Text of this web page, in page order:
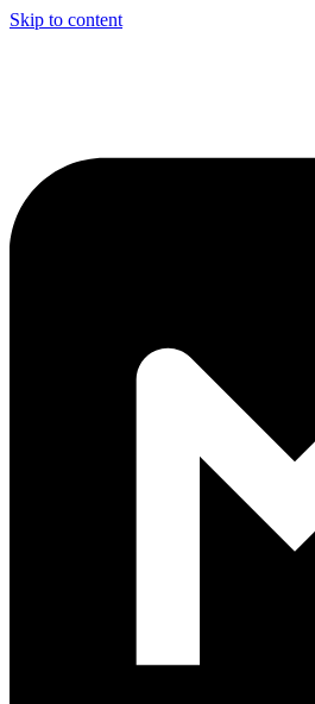
Skip to content